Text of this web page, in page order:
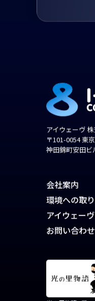
アイウェーヴ
〒101-0054 東
神田錦町安田ビ
会社案内
環境への取
アイウェー
お問い合わせ